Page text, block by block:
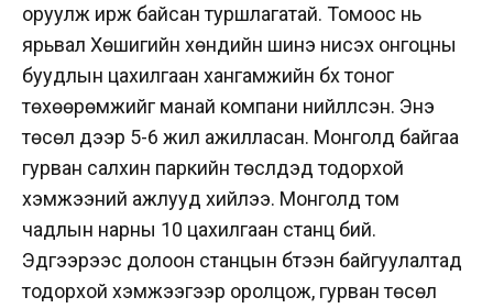
оруулж ирж байсан туршлагатай. Томоос нь
ярьвал Хөшигийн хөндийн шинэ нисэх онгоцны
буудлын цахилгаан хангамжийн бүх тоног
төхөөрөмжийг манай компани нийлүүлсэн. Энэ
төсөл дээр 5-6 жил ажилласан. Монголд байгаа
гурван салхин паркийн төслүүдэд тодорхой
хэмжээний ажлууд хийлээ. Монголд том
чадлын нарны 10 цахилгаан станц бий.
Эдгээрээс долоон станцын бүтээн байгуулалтад
тодорхой хэмжээгээр оролцож, гурван төсөл